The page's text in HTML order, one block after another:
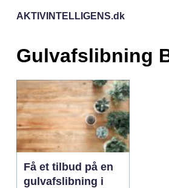
AKTIVINTELLIGENS.dk
Gulvafslibning
Få et tilbud på en
gulvafslibning i